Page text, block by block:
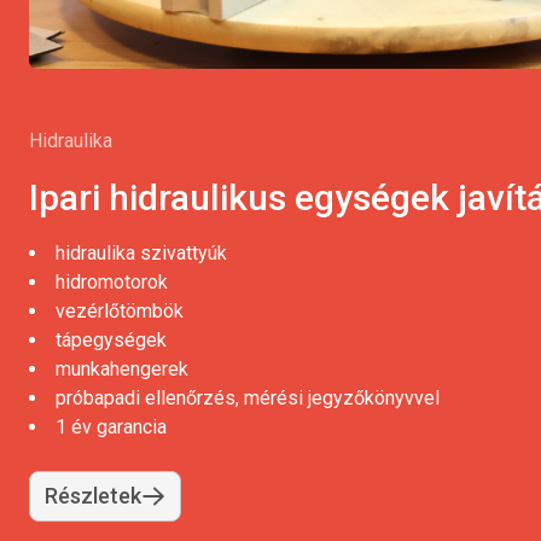
Hidraulika
Ipari hidraulikus egységek
hidraulika szivattyúk
hidromotorok
vezérlőtömbök
tápegységek
munkahengerek
próbapadi ellenőrzés, mérési jegyzőkönyvvel
1 év garancia
Részletek